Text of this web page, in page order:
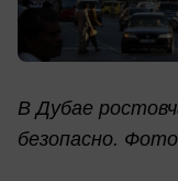
В Дубае
безопасно.